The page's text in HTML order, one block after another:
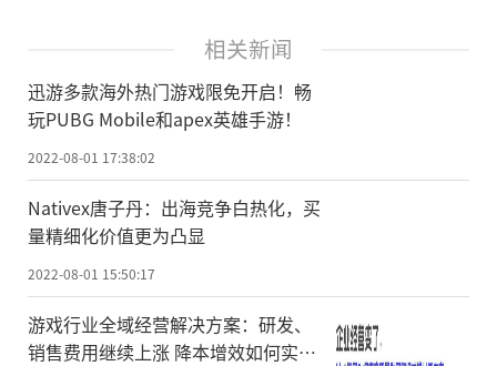
相关新闻
迅游多款海外热门游戏限免开启！畅
玩PUBG Mobile和apex英雄手游！
2022-08-01 17:38:02
Nativex唐子丹：出海竞争白热化，买
量精细化价值更为凸显
2022-08-01 15:50:17
游戏行业全域经营解决方案：研发、
销售费用继续上涨 降本增效如何实